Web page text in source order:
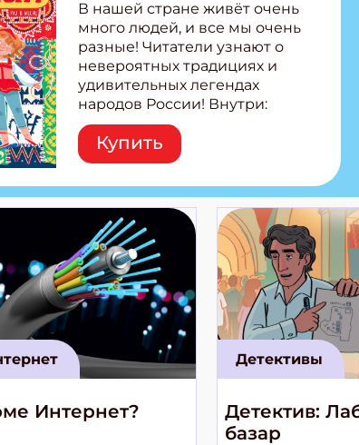
В нашей стране живёт очень
много людей, и все мы очень
разные! Читатели узнают о
невероятных традициях и
удивительных легендах
народов России! Внутри:
Легенды татар, башкир и
бурятов Настольная игра
Страшилка из Алтая Очень
рецепты народов России
Новый комикс про
космические приключения!
Купить
Интернет?
Детективы
Детектив:
базар